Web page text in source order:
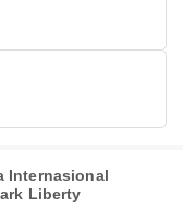
Internasional
Liberty